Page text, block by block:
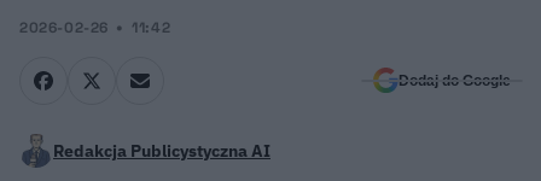
2026-02-26 11:42
Dodaj do Google
Redakcja Publicystyczna AI